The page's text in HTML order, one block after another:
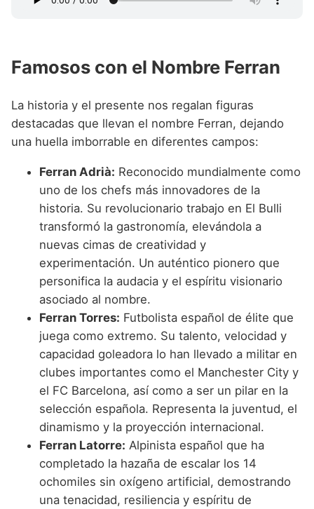
Famosos con el Nombre Ferran
La historia y el presente nos regalan figuras
destacadas que llevan el nombre Ferran, dejando
una huella imborrable en diferentes campos:
Ferran Adrià: Reconocido mundialmente como
uno de los chefs más innovadores de la
historia. Su revolucionario trabajo en El Bulli
transformó la gastronomía, elevándola a
nuevas cimas de creatividad y
experimentación. Un auténtico pionero que
personifica la audacia y el espíritu visionario
asociado al nombre.
Ferran Torres: Futbolista español de élite que
juega como extremo. Su talento, velocidad y
capacidad goleadora lo han llevado a militar en
clubes importantes como el Manchester City y
el FC Barcelona, así como a ser un pilar en la
selección española. Representa la juventud, el
dinamismo y la proyección internacional.
Ferran Latorre: Alpinista español que ha
completado la hazaña de escalar los 14
ochomiles sin oxígeno artificial, demostrando
una tenacidad, resiliencia y espíritu de